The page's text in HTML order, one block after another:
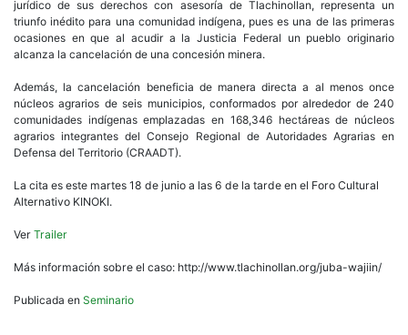
jurídico de sus derechos con asesoría de Tlachinollan, representa un
triunfo inédito para una comunidad indígena, pues es una de las primeras
ocasiones en que al acudir a la Justicia Federal un pueblo originario
alcanza la cancelación de una concesión minera.
Además, la cancelación beneficia de manera directa a al menos once
núcleos agrarios de seis municipios, conformados por alrededor de 240
comunidades indígenas emplazadas en 168,346 hectáreas de núcleos
agrarios integrantes del Consejo Regional de Autoridades Agrarias en
Defensa del Territorio (CRAADT).
La cita es este martes 18 de junio a las 6 de la tarde en el Foro Cultural
Alternativo KINOKI.
Ver Trailer
Más información sobre el caso: http://www.tlachinollan.org/juba-wajiin/
Publicada en Seminario